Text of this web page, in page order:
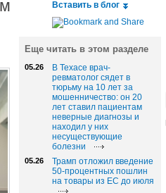
Вставить в блог
Еще читать в этом разделе
05.26
В Техасе врач-
ревматолог сядет в
тюрьму на 10 лет за
мошенничество: он 20
лет ставил пациентам
неверные диагнозы и
находил у них
несуществующие
болезни
05.26
Трамп отложил введение
50-процентных пошлин
на товары из ЕС до июля